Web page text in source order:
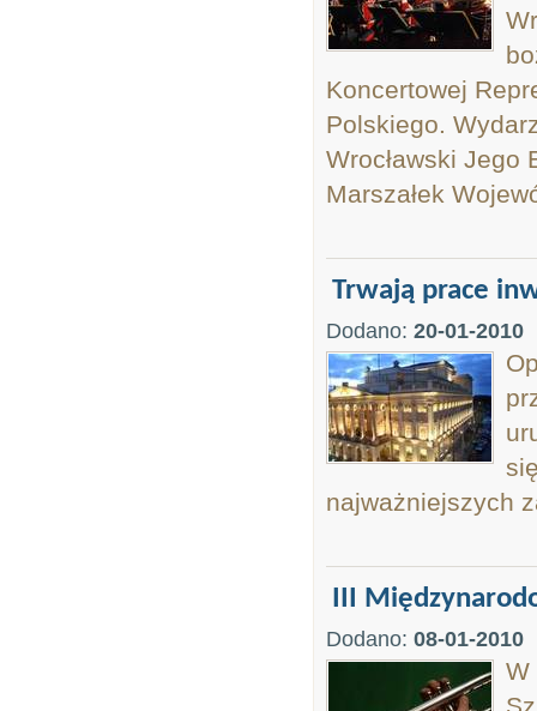
Koncertowej
Polskiego.
Wrocławski Jego
Marszałek
Trwają prace
Dodano: 20-01-2010
najważniejszych
III
Dodano: 08-01-2010
W